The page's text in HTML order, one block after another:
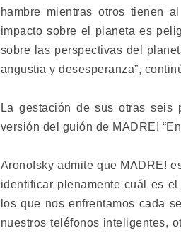
hambre mientras otros tienen
impacto sobre el planeta es
sobre las perspectivas del
angustia y desesperanza”,
La gestación de sus otras
versión del guión de MADRE!
Aronofsky admite que MADRE!
identificar plenamente cuál es
los que nos enfrentamos cada
nuestros teléfonos inteligentes,